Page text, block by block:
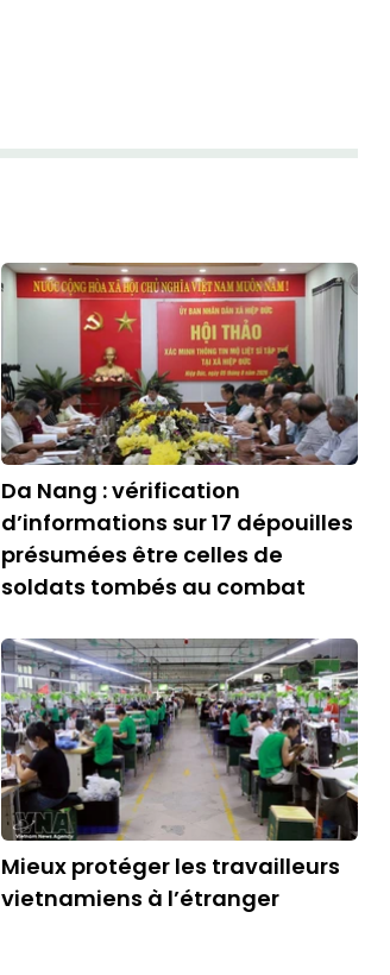
Da Nang : vérification
d’informations sur 17 dépouilles
présumées être celles de
soldats tombés au combat
Mieux protéger les travailleurs
vietnamiens à l’étranger